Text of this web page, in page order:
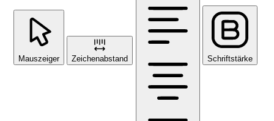
Mauszeiger Zeichenabstand Schriftstärke